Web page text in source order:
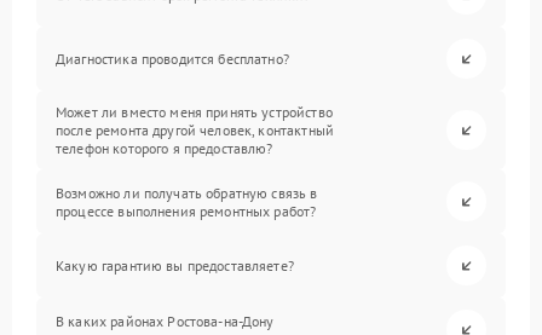
Диагностика проводится бесплатно?
Может ли вместо меня принять устройство
после ремонта другой человек, контактный
телефон которого я предоставлю?
Возможно ли получать обратную связь в
процессе выполнения ремонтных работ?
Какую гарантию вы предоставляете?
В каких районах Ростова-на-Дону